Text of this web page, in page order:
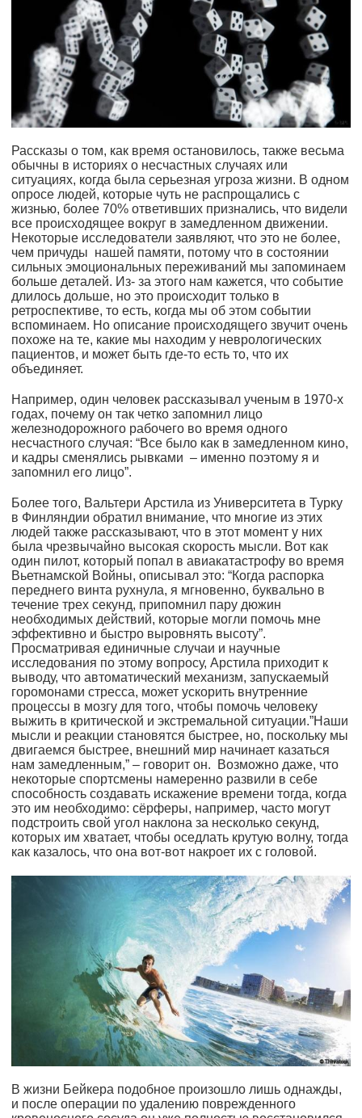
Рассказы о том, как время остановилось, также весьма
обычны в историях о несчастных случаях или
ситуациях, когда была серьезная угроза жизни. В одном
опросе людей, которые чуть не распрощались с
жизнью, более 70% ответивших признались, что видели
все происходящее вокруг в замедленном движении.
Некоторые исследователи заявляют, что это не более,
чем причуды нашей памяти, потому что в состоянии
сильных эмоциональных переживаний мы запоминаем
больше деталей. Из- за этого нам кажется, что событие
длилось дольше, но это происходит только в
ретроспективе, то есть, когда мы об этом событии
вспоминаем. Но описание происходящего звучит очень
похоже на те, какие мы находим у неврологических
пациентов, и может быть где-то есть то, что их
объединяет.
Например, один человек рассказывал ученым в 1970-х
годах, почему он так четко запомнил лицо
железнодорожного рабочего во время одного
несчастного случая: “Все было как в замедленном кино,
и кадры сменялись рывками – именно поэтому я и
запомнил его лицо”.
Более того, Вальтери Арстила из Университета в Турку
в Финляндии обратил внимание, что многие из этих
людей также рассказывают, что в этот момент у них
была чрезвычайно высокая скорость мысли. Вот как
один пилот, который попал в авиакатастрофу во время
Вьетнамской Войны, описывал это: “Когда распорка
переднего винта рухнула, я мгновенно, буквально в
течение трех секунд, припомнил пару дюжин
необходимых действий, которые могли помочь мне
эффективно и быстро выровнять высоту”.
Просматривая единичные случаи и научные
исследования по этому вопросу, Арстила приходит к
выводу, что автоматический механизм, запускаемый
горомонами стресса, может ускорить внутренние
процессы в мозгу для того, чтобы помочь человеку
выжить в критической и экстремальной ситуации.”Наши
мысли и реакции становятся быстрее, но, поскольку мы
двигаемся быстрее, внешний мир начинает казаться
нам замедленным,” – говорит он. Возможно даже, что
некоторые спортсмены намеренно развили в себе
способность создавать искажение времени тогда, когда
это им необходимо: сёрферы, например, часто могут
подстроить свой угол наклона за несколько секунд,
которых им хватает, чтобы оседлать крутую волну, тогда
как казалось, что она вот-вот накроет их с головой.
В жизни Бейкера подобное произошло лишь однажды,
и после операции по удалению поврежденного